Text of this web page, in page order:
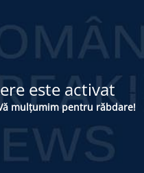
este activat
mulțumim pentru răbdare!